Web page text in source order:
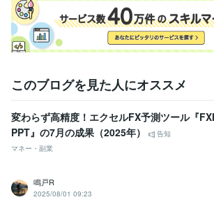
このブログを見た人にオススメ
変わらず高精度！エクセルFX予測ツール『
PPT』の7月の成果（2025年）
告知
マネー・副業
鳴戸R
2025/08/01 09:23